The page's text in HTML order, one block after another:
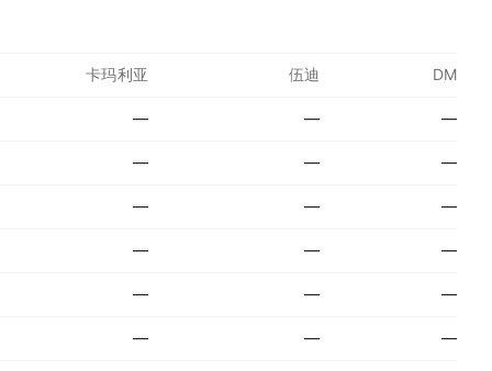
卡玛利亚 伍迪 DM
— — —
— — —
— — —
— — —
— — —
— — —